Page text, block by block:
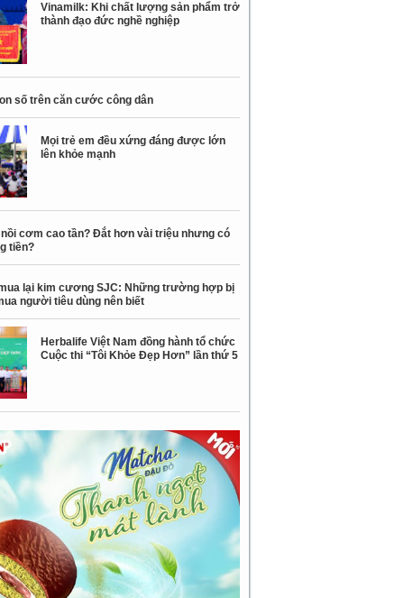
Vinamilk: Khi chất lượng sản phẩm trở
thành đạo đức nghề nghiệp
số trên căn cước công dân
Mọi trẻ em đều xứng đáng được lớn
lên khỏe mạnh
nồi cơm cao tần? Đắt hơn vài triệu nhưng có
tiền?
lại kim cương SJC: Những trường hợp bị
người tiêu dùng nên biết
Herbalife Việt Nam đồng hành tổ chức
Cuộc thi “Tôi Khỏe Đẹp Hơn” lần thứ 5